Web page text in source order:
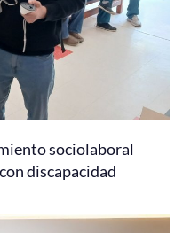
sociolaboral
discapacidad